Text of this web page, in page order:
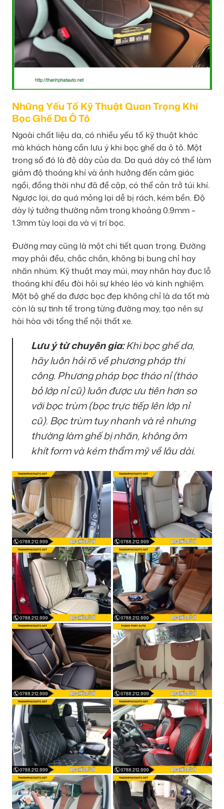
Những Yếu Tố Kỹ Thuật Quan Trọng Khi
Bọc Ghế Da Ô Tô
Ngoài chất liệu da, có nhiều yếu tố kỹ thuật khác
mà khách hàng cần lưu ý khi bọc ghế da ô tô. Một
trong số đó là độ dày của da. Da quá dày có thể làm
giảm độ thoáng khí và ảnh hưởng đến cảm giác
ngồi, đồng thời như đã đề cập, có thể cản trở túi khí.
Ngược lại, da quá mỏng lại dễ bị rách, kém bền. Độ
dày lý tưởng thường nằm trong khoảng 0.9mm –
1.3mm tùy loại da và vị trí bọc.
Đường may cũng là một chi tiết quan trọng. Đường
may phải đều, chắc chắn, không bị bung chỉ hay
nhăn nhúm. Kỹ thuật may múi, may nhăn hay đục lỗ
thoáng khí đều đòi hỏi sự khéo léo và kinh nghiệm.
Một bộ ghế da được bọc đẹp không chỉ là da tốt mà
còn là sự tinh tế trong từng đường may, tạo nên sự
hài hòa với tổng thể nội thất xe.
Lưu ý từ chuyên gia:Khi bọc ghế da,
hãy luôn hỏi rõ về phương pháp thi
công. Phương pháp bọc tháo nỉ (tháo
bỏ lớp nỉ cũ) luôn được ưu tiên hơn so
với bọc trùm (bọc trực tiếp lên lớp nỉ
cũ). Bọc trùm tuy nhanh và rẻ nhưng
thường làm ghế bị nhăn, không ôm
khít form và kém thẩm mỹ về lâu dài.